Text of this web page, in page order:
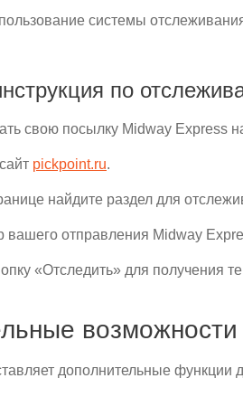
системы
по
свою посылку Midway Express
pickpoint.ru.
найдите раздел для
вашего отправления Midway
«Отследить» для получения
возможности
дополнительные функции